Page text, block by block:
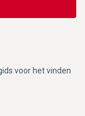
voor het vinden